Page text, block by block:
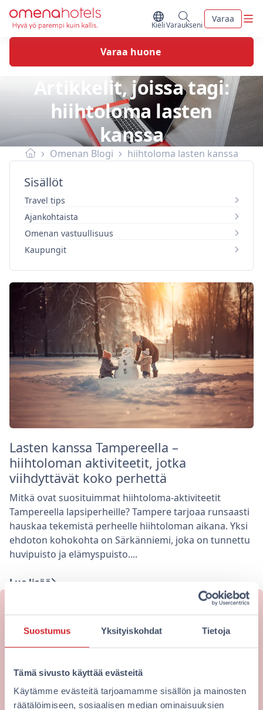
Suostumus Yksityiskohdat Tietoja
Tämä sivusto käyttää evästeitä
Käytämme evästeitä tarjoamamme sisällön ja mainosten
räätälöimiseen, sosiaalisen median ominaisuuksien
Skip to content
Vaihda kieltä
Kieli Minun varaukseni
Varaukseni
Varaa
Varaa huone
Artikkelit, joissa tagi:
hiihtoloma lasten
kanssa
Omenan Blogi hiihtoloma lasten kanssa
Lasten kanssa Tampereella –
hiihtoloman aktiviteetit, jotka
viihdyttävät koko perhettä
Mitkä ovat suosituimmat hiihtoloma-aktiviteetit
Tampereella lapsiperheille? Tampere tarjoaa runsaasti
hauskaa tekemistä perheelle hiihtoloman aikana. Yksi
ehdoton kohokohta on Särkänniemi, joka on tunnettu
huvipuisto ja elämyspuisto....
Lue lisää
Sisällöt
Travel tips
Ajankohtaista
Omenan vastuullisuus
Kaupungit
Haluatko majoittua edullisesti
kaupungin keskustassa?
hintaan. Varaa nyt!